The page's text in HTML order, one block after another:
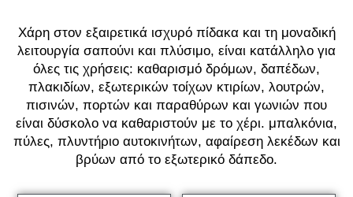
Χάρη στον εξαιρετικά ισχυρό πίδακα και τη μοναδική
λειτουργία σαπούνι και πλύσιμο, είναι κατάλληλο για
όλες τις χρήσεις: καθαρισμό δρόμων, δαπέδων,
πλακιδίων, εξωτερικών τοίχων κτιρίων, λουτρών,
πισινών, πορτών και παραθύρων και γωνιών που
είναι δύσκολο να καθαριστούν με το χέρι. μπαλκόνια,
πύλες, πλυντήριο αυτοκινήτων, αφαίρεση λεκέδων και
βρύων από το εξωτερικό δάπεδο.